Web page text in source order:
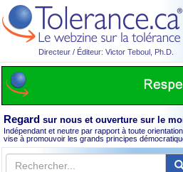
Directeur / Éditeur: Victor Teboul, Ph.D.
Regard sur nous et ouverture sur le
Indépendant et neutre par rapport à toute
vise à promouvoir les grands principes